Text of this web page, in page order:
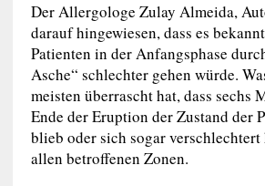
Der Allergologe Zulay Almeida,
darauf hingewiesen, dass es
Patienten in der Anfangsphase
Asche“ schlechter gehen würde.
meisten überrascht hat, dass sechs
Ende der Eruption der Zustand der
blieb oder sich sogar
allen betroffenen Zonen.